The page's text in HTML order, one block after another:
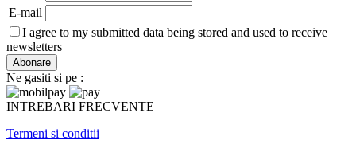
E-mail
I agree to my submitted data being stored and used to receive
newsletters
Ne gasiti si pe :
INTREBARI FRECVENTE
Termeni si conditii